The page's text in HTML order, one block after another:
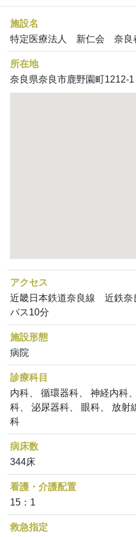
施設名
特定医療法人 新仁会 奈良
所在地
奈良県奈良市鹿野園町1212-1
アクセス
近畿日本鉄道奈良線 近鉄奈
バス10分
施設形態
病院
診療科目
内科、 循環器科、 神経内科
科、 泌尿器科、 眼科、 放射
科
病床数
344床
看護・介護配置
15：1
救急指定